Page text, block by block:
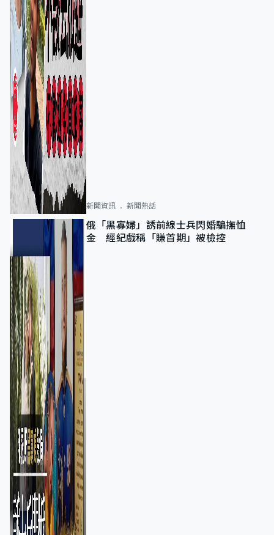
新聞資訊 新聞熱話
俄「黑寡婦」誘前線士兵閃婚騙撫恤
金 經紀戲稱「賺首期」被檢控